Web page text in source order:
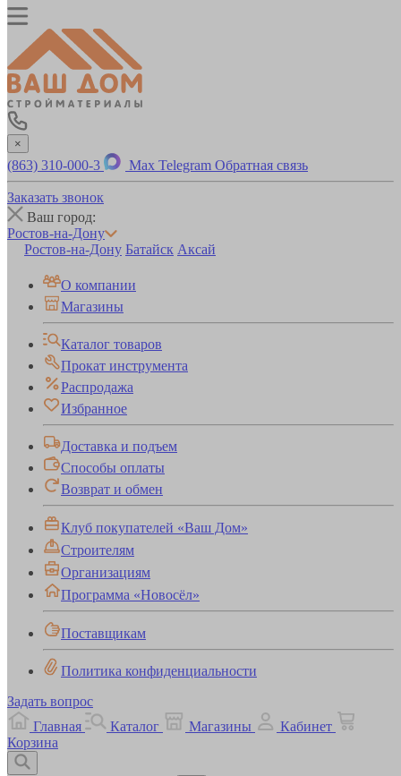
×
(863) 310-000-3 Max Telegram Обратная связь
Заказать звонок
Ваш город:
Ростов-на-Дону
Ростов-на-Дону Батайск Аксай
О компании
Магазины
Каталог товаров
Прокат инструмента
Распродажа
Избранное
Доставка и подъем
Способы оплаты
Возврат и обмен
Клуб покупателей «Ваш Дом»
Строителям
Организациям
Программа «Новосёл»
Поставщикам
Политика конфиденциальности
Задать вопрос
Главная
Каталог Магазины
Кабинет
Корзина